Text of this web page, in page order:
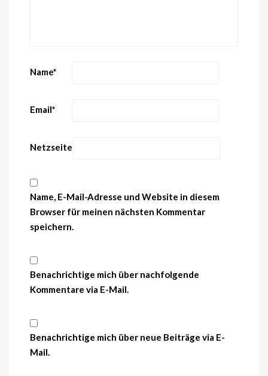
Name*
Email*
Netzseite
Name, E-Mail-Adresse und Website in diesem
Browser für meinen nächsten Kommentar
speichern.
Benachrichtige mich über nachfolgende
Kommentare via E-Mail.
Benachrichtige mich über neue Beiträge via E-
Mail.